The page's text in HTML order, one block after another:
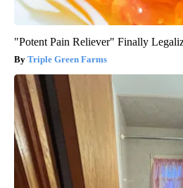
"Potent Pain Reliever" Finally
Triple Green Farms